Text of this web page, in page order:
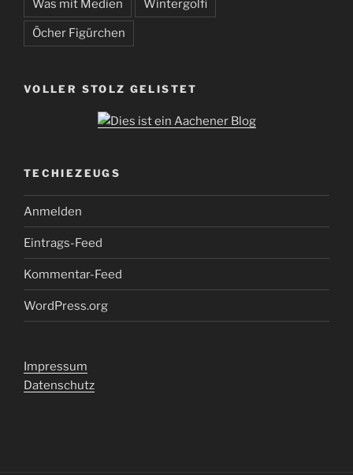
Was mit Medien Wintergolfi
Öcher Figürchen
VOLLER STOLZ GELISTET
TECHIEZEUGS
Anmelden
Eintrags-Feed
Kommentar-Feed
WordPress.org
Impressum
Datenschutz